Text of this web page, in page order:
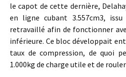
le capot de cette dernière,
en ligne cubant 3.557cm3,
retravaillé afin de fonctionner
inférieure. Ce bloc développait
taux de compression, de quoi
1.000kg de charge utile et de